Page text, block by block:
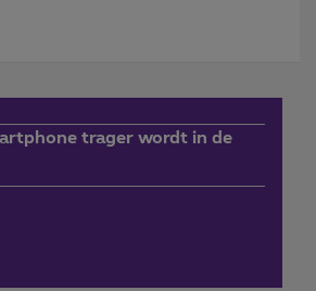
trager wordt in de